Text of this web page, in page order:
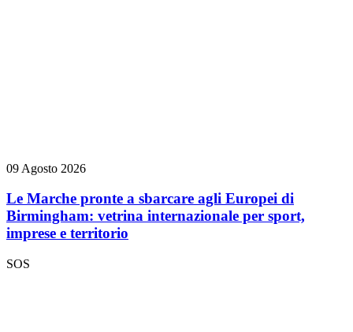
09 Agosto 2026
Le Marche pronte a sbarcare agli Europei di
Birmingham: vetrina internazionale per sport,
imprese e territorio
SOS